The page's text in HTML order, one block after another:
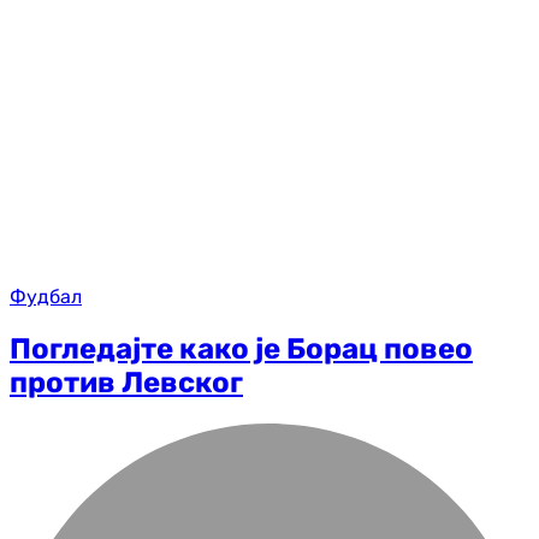
Фудбал
Погледајте како је Борац повео
против Левског